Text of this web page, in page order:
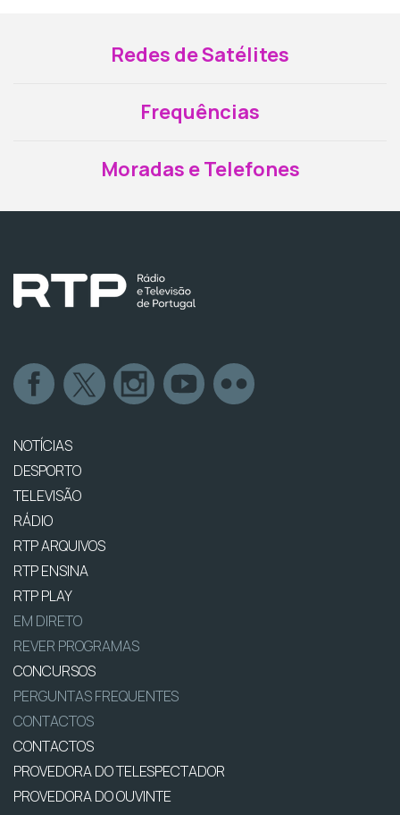
Redes de Satélites
Frequências
Moradas e Telefones
NOTÍCIAS
DESPORTO
TELEVISÃO
RÁDIO
RTP ARQUIVOS
RTP ENSINA
RTP PLAY
EM DIRETO
REVER PROGRAMAS
CONCURSOS
PERGUNTAS FREQUENTES
CONTACTOS
CONTACTOS
PROVEDORA DO TELESPECTADOR
PROVEDORA DO OUVINTE